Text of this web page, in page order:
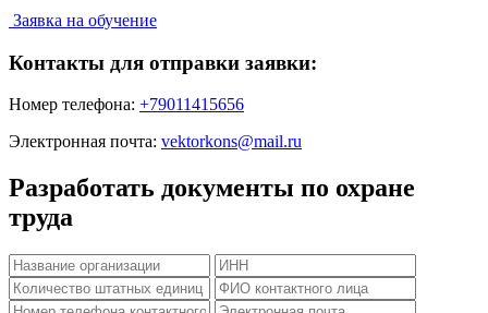
Заявка на обучение
Контакты для отправки заявки:
Номер телефона: +79011415656
Электронная почта: vektorkons@mail.ru
Разработать документы по охране
труда